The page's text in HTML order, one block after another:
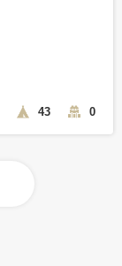
43 0